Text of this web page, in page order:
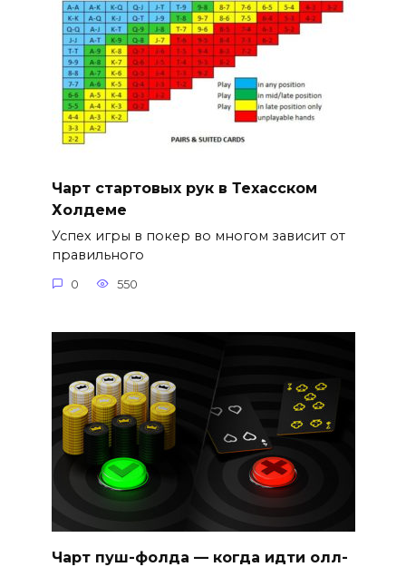
Чарт стартовых рук в Техасском
Холдеме
Успех игры в покер во многом зависит от
правильного
0 550
Чарт пуш-фолда — когда идти олл-